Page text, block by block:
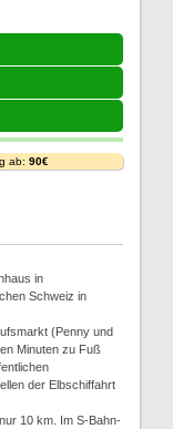
ab: 90€
in
Schweiz in
(Penny und
Minuten zu Fuß
der Elbschiffahrt
10 km. Im S-Bahn-